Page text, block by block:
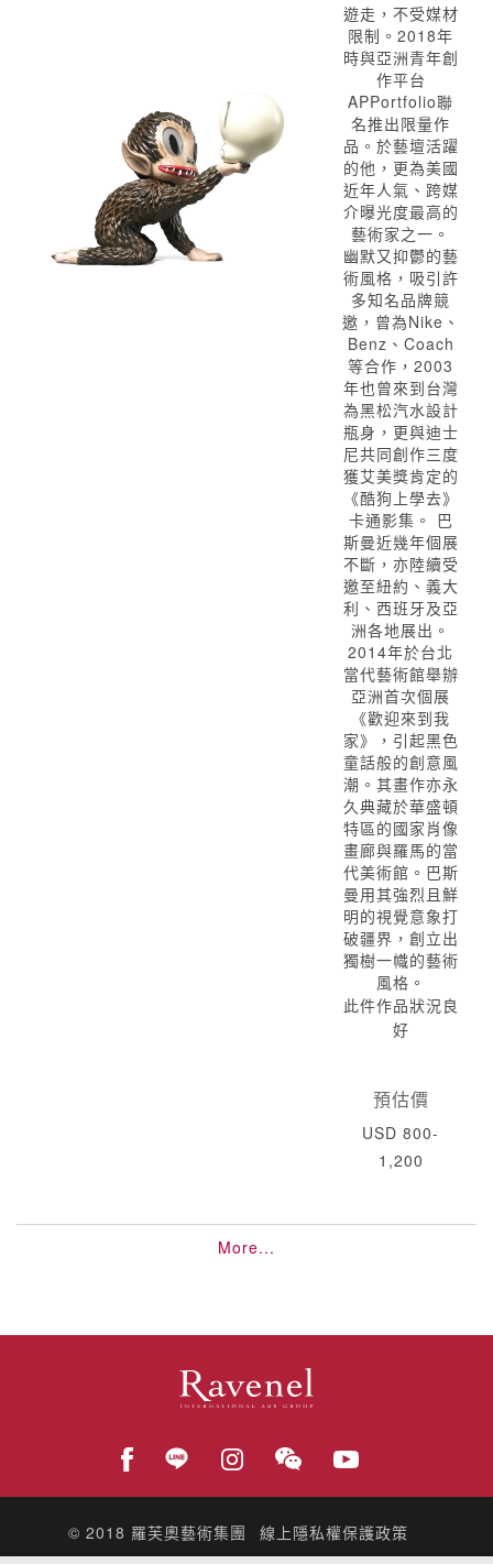
遊走，不受媒材
限制。2018年
時與亞洲青年創
作平台
APPortfolio聯
名推出限量作
品。於藝壇活躍
的他，更為美國
近年人氣、跨媒
介曝光度最高的
藝術家之一。
幽默又抑鬱的藝
術風格，吸引許
多知名品牌競
邀，曾為Nike、
Benz、Coach
等合作，2003
年也曾來到台灣
為黑松汽水設計
瓶身，更與迪士
尼共同創作三度
獲艾美獎肯定的
《酷狗上學去》
卡通影集。 巴
斯曼近幾年個展
不斷，亦陸續受
邀至紐約、義大
利、西班牙及亞
洲各地展出。
2014年於台北
當代藝術館舉辦
亞洲首次個展
《歡迎來到我
家》，引起黑色
童話般的創意風
潮。其畫作亦永
久典藏於華盛頓
特區的國家肖像
畫廊與羅馬的當
代美術館。巴斯
曼用其強烈且鮮
明的視覺意象打
破疆界，創立出
獨樹一幟的藝術
風格。
此件作品狀況良
好
預估價
USD 800-
1,200
More...
© 2018 羅芙奧藝術集團 線上隱私權保護政策